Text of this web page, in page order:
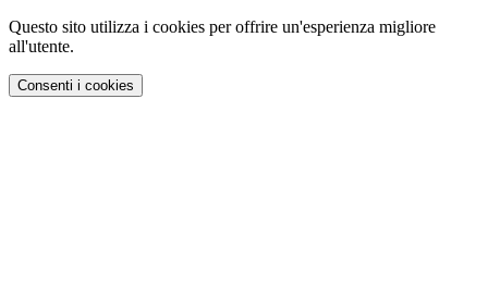
Questo sito utilizza i cookies per offrire un'esperienza migliore
all'utente.
Consenti i cookies